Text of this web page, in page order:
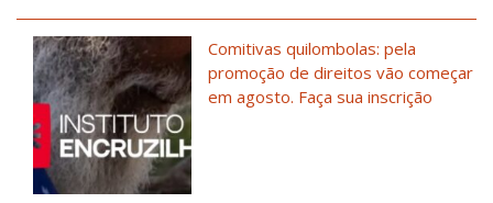
Comitivas quilombolas: pela
promoção de direitos vão começar
em agosto. Faça sua inscrição